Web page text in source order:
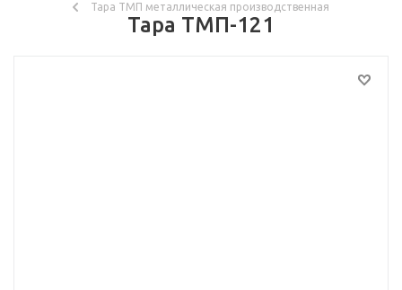
Тара ТМП металлическая производственная
Тара ТМП-121